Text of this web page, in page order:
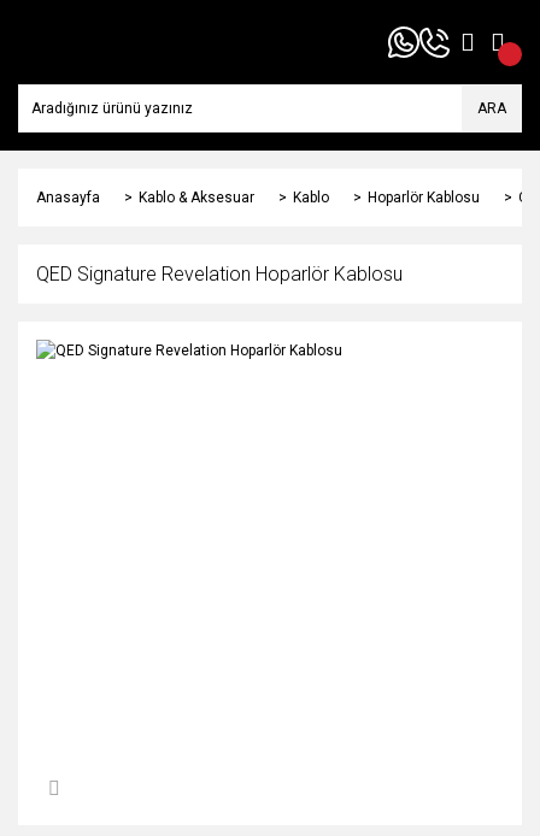
ARA
Anasayfa Kablo & Aksesuar Kablo Hoparlör Kablosu
QED Signature Revelation Hoparlör Kablosu